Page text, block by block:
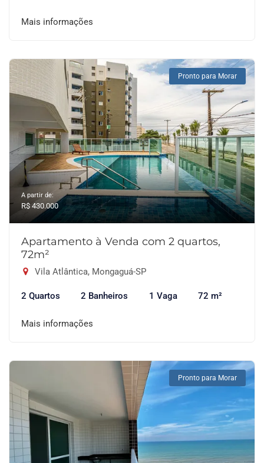
Mais informações
Pronto para Morar
A partir de:
R$ 430.000
Apartamento à Venda com 2 quartos,
72m²
Vila Atlântica, Mongaguá-SP
2 Quartos 2 Banheiros 1 Vaga 72 m²
Mais informações
Pronto para Morar